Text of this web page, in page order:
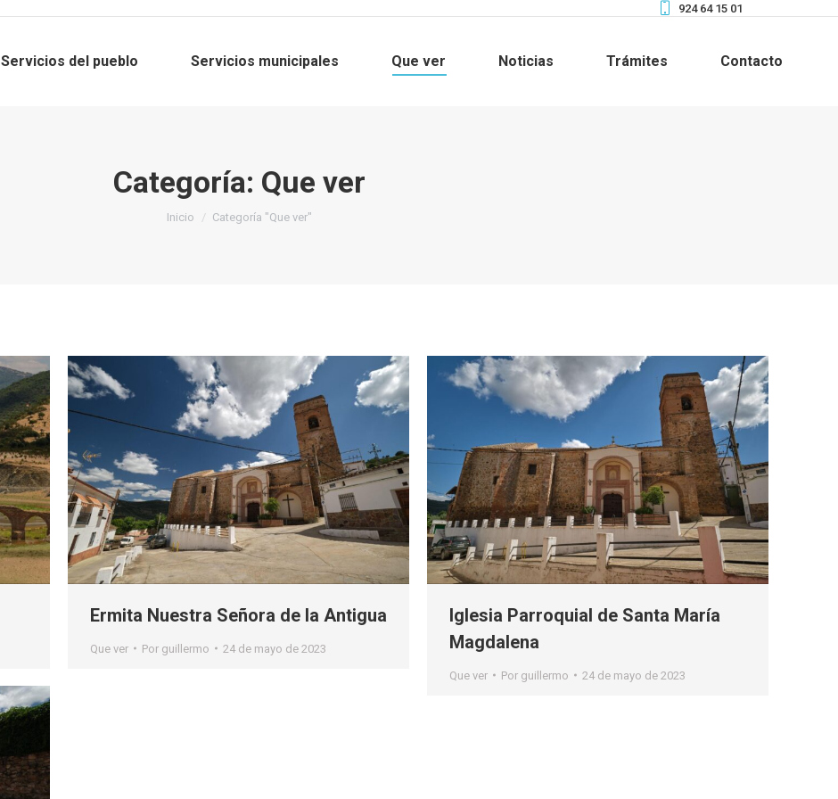
924 64 15 01
Servicios del pueblo Servicios municipales Que ver Noticias Trámites Contacto
Categoría: Que ver
Estás aquí:
Inicio Categoría "Que ver"
Ermita Nuestra Señora de la Antigua
Que ver Por guillermo 24 de mayo de 2023
Iglesia Parroquial de Santa María
Magdalena
Que ver Por guillermo 24 de mayo de 2023